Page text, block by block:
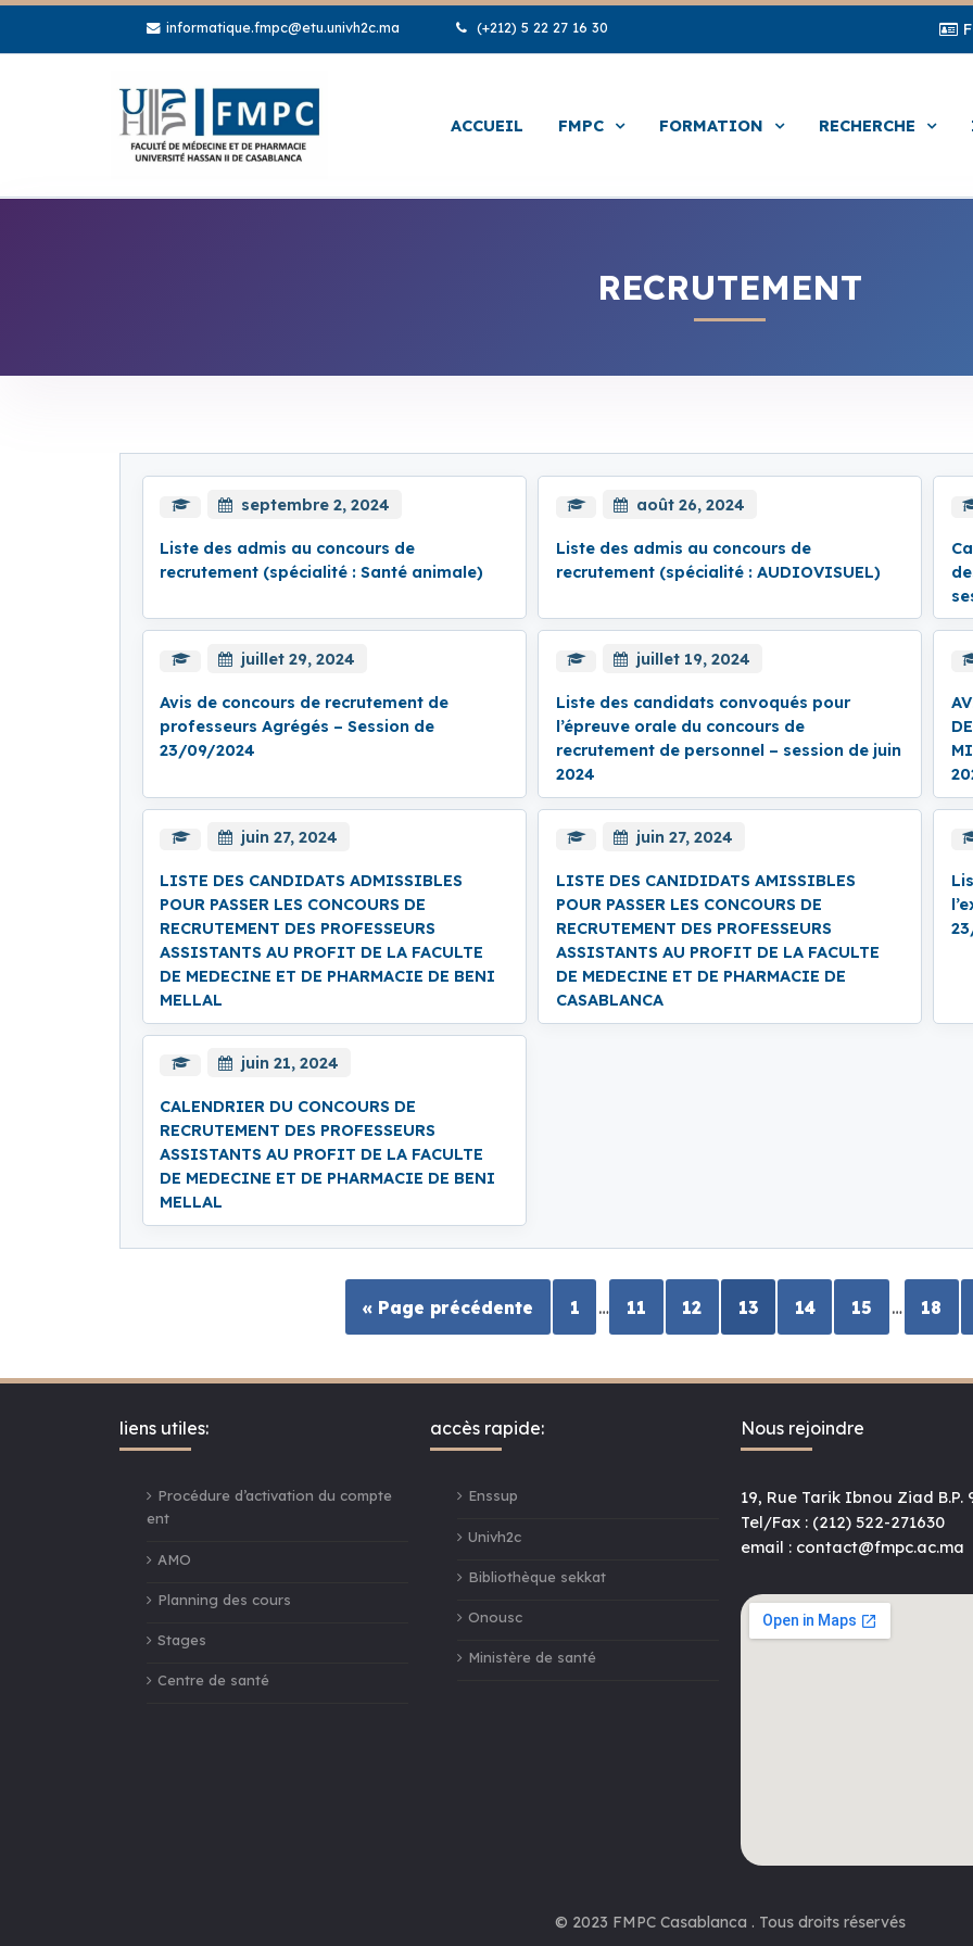
informatique.fmpc@etu.univh2c.ma (+212) 5 22 27 16 30
ACCUEIL FMPC FORMATION RECHERCHE
RECRUTEMENT
septembre 2, 2024
Liste des admis au concours de
recrutement (spécialité : Santé animale)
août 26, 2024
Liste des admis au concours de
recrutement (spécialité : AUDIOVISUEL)
juillet 29, 2024
Avis de concours de recrutement de
professeurs Agrégés – Session de
23/09/2024
juillet 19, 2024
Liste des candidats convoqués pour
l’épreuve orale du concours de
recrutement de personnel – session de juin
2024
juin 27, 2024
LISTE DES CANDIDATS ADMISSIBLES
POUR PASSER LES CONCOURS DE
RECRUTEMENT DES PROFESSEURS
ASSISTANTS AU PROFIT DE LA FACULTE
DE MEDECINE ET DE PHARMACIE DE BENI
MELLAL
juin 27, 2024
LISTE DES CANIDIDATS AMISSIBLES
POUR PASSER LES CONCOURS DE
RECRUTEMENT DES PROFESSEURS
ASSISTANTS AU PROFIT DE LA FACULTE
DE MEDECINE ET DE PHARMACIE DE
CASABLANCA
juin 21, 2024
CALENDRIER DU CONCOURS DE
RECRUTEMENT DES PROFESSEURS
ASSISTANTS AU PROFIT DE LA FACULTE
DE MEDECINE ET DE PHARMACIE DE BENI
MELLAL
« Page précédente 1 … 11 12 13 14 15 … 18
liens utiles:
Procédure d’activation du compte
ent
AMO
Planning des cours
Stages
Centre de santé
accès rapide:
Enssup
Univh2c
Bibliothèque sekkat
Onousc
Ministère de santé
Nous rejoindre
19, Rue Tarik Ibnou Ziad B.P.
Tel/Fax : (212) 522-271630
email : contact@fmpc.ac.ma
© 2023 FMPC Casablanca . Tous droits réservés